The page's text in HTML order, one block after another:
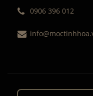
0906 396 012